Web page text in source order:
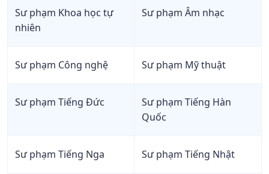
Sư phạm Khoa học tự
nhiên
Sư phạm Âm nhạc
Sư phạm Công nghệ Sư phạm Mỹ thuật
Sư phạm Tiếng Đức
Sư phạm Tiếng Hàn
Quốc
Sư phạm Tiếng Nga Sư phạm Tiếng Nhật